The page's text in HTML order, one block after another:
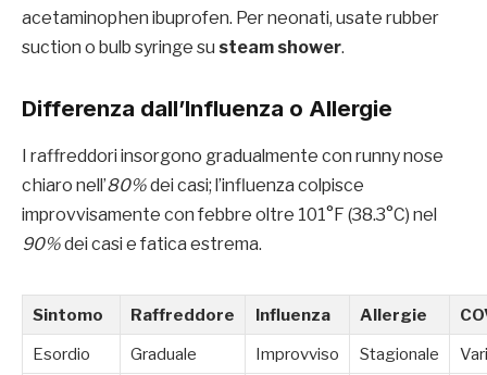
acetaminophen ibuprofen. Per neonati, usate rubber
suction o bulb syringe su steam shower.
Differenza dall’Influenza o Allergie
I raffreddori insorgono gradualmente con runny nose
chiaro nell’80%dei casi; l’influenza colpisce
improvvisamente con febbre oltre 101°F (38.3°C) nel
90%dei casi e fatica estrema.
Sintomo Raffreddore Influenza Allergie
Esordio
Graduale Improvviso Stagionale